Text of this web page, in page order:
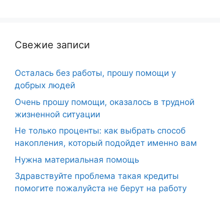
Свежие записи
Осталась без работы, прошу помощи у
добрых людей
Очень прошу помощи, оказалось в трудной
жизненной ситуации
Не только проценты: как выбрать способ
накопления, который подойдет именно вам
Нужна материальная помощь
Здравствуйте проблема такая кредиты
помогите пожалуйста не берут на работу